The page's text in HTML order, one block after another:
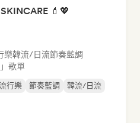
💄💖
樂韓流/日流節奏藍調
歌單
行樂 節奏藍調
韓流/日流